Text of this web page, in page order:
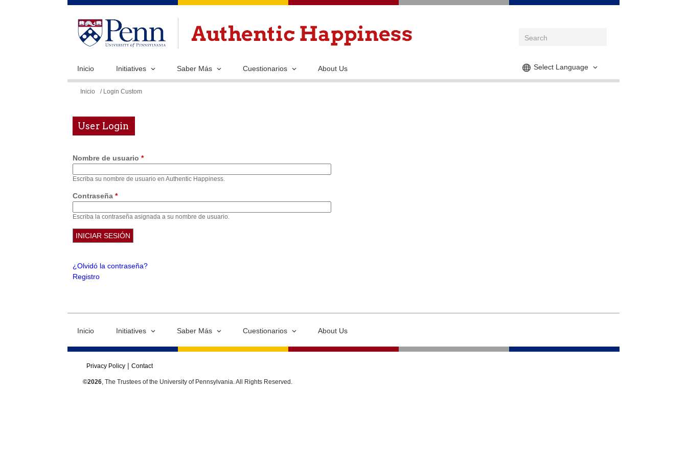
Pasar
contenido
Select Language
Inicio Initiatives Saber Más Cuestionarios About Us
Se
usted
aquí
Inicio / Login Custom
User Login
Nombre de usuario *
Escriba su nombre de usuario en Authentic Happiness.
Contraseña *
Escriba la contraseña asignada a su nombre de usuario.
¿Olvidó la contraseña?
Registro
Inicio Initiatives Saber Más Cuestionarios About Us
Privacy Policy Contact
©2026, The Trustees of the University of Pennsylvania. All Rights Reserved.